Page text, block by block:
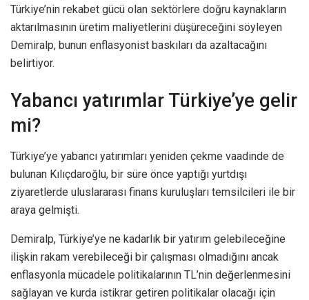
Türkiye’nin rekabet gücü olan sektörlere doğru kaynakların
aktarılmasının üretim maliyetlerini düşüreceğini söyleyen
Demiralp, bunun enflasyonist baskıları da azaltacağını
belirtiyor.
Yabancı yatırımlar Türkiye’ye gelir
mi?
Türkiye’ye yabancı yatırımları yeniden çekme vaadinde de
bulunan Kılıçdaroğlu, bir süre önce yaptığı yurtdışı
ziyaretlerde uluslararası finans kuruluşları temsilcileri ile bir
araya gelmişti.
Demiralp, Türkiye’ye ne kadarlık bir yatırım gelebileceğine
ilişkin rakam verebileceği bir çalışması olmadığını ancak
enflasyonla mücadele politikalarının TL’nin değerlenmesini
sağlayan ve kurda istikrar getiren politikalar olacağı için